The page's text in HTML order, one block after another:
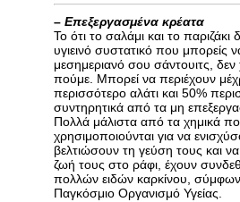
– Επεξεργασμένα κρέατα
Το ότι το σαλάμι και το παριζάκι
υγιεινό συστατικό που μπορείς
μεσημεριανό σου σάντουιτς, δεν
πούμε. Μπορεί να περιέχουν
περισσότερο αλάτι και 50%
συντηρητικά από τα μη
Πολλά μάλιστα από τα χημικά
χρησιμοποιούνται για να
βελτιώσουν τη γεύση τους και
ζωή τους στο ράφι, έχουν
πολλών ειδών καρκίνου,
Παγκόσμιο Οργανισμό Υγείας.